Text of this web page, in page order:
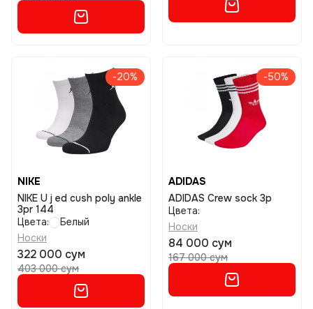
-20%
NIKE
NIKE U j ed cush poly ankle
3pr 144
Цвета:
Белый
Носки
322 000 сум
403 000 сум
-50%
ADIDAS
ADIDAS Crew sock 3p
Цвета:
Носки
84 000 сум
167 000 сум